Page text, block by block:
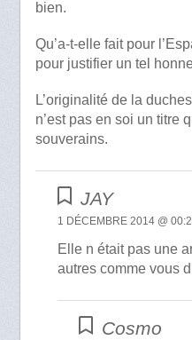
bien.
Qu’a-t-elle fait pour
pour justifier un tel
L’originalité de la
n’est pas en soi un titre
souverains.
JAY
1 DÉCEMBRE 2014 @
Elle n était pas une
autres comme vous
Cosmo